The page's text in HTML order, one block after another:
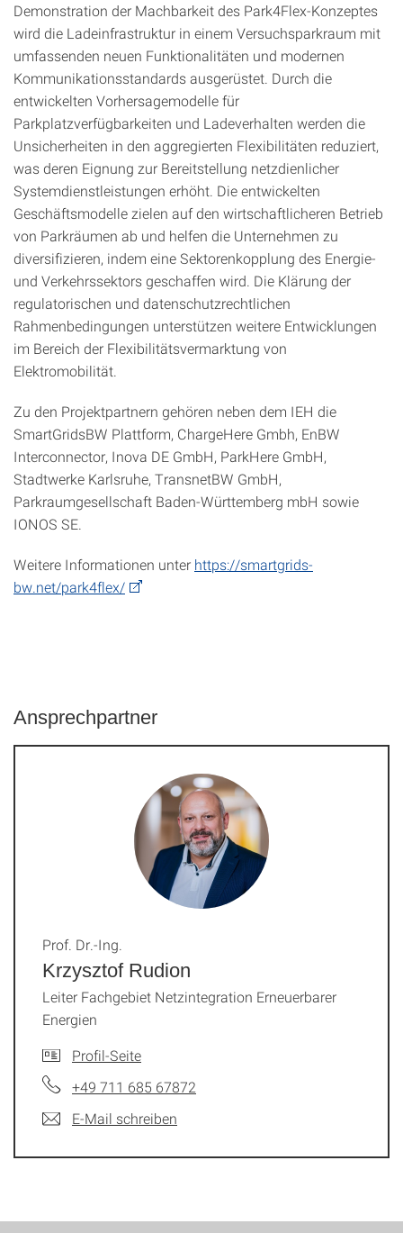
Demonstration der Machbarkeit des Park4Flex-Konzeptes
wird die Ladeinfrastruktur in einem Versuchsparkraum mit
umfassenden neuen Funktionalitäten und modernen
Kommunikationsstandards ausgerüstet. Durch die
entwickelten Vorhersagemodelle für
Parkplatzverfügbarkeiten und Ladeverhalten werden die
Unsicherheiten in den aggregierten Flexibilitäten reduziert,
was deren Eignung zur Bereitstellung netzdienlicher
Systemdienstleistungen erhöht. Die entwickelten
Geschäftsmodelle zielen auf den wirtschaftlicheren Betrieb
von Parkräumen ab und helfen die Unternehmen zu
diversifizieren, indem eine Sektorenkopplung des Energie-
und Verkehrssektors geschaffen wird. Die Klärung der
regulatorischen und datenschutzrechtlichen
Rahmenbedingungen unterstützen weitere Entwicklungen
im Bereich der Flexibilitätsvermarktung von
Elektromobilität.
Zu den Projektpartnern gehören neben dem IEH die
SmartGridsBW Plattform, ChargeHere Gmbh, EnBW
Interconnector, Inova DE GmbH, ParkHere GmbH,
Stadtwerke Karlsruhe, TransnetBW GmbH,
Parkraumgesellschaft Baden-Württemberg mbH sowie
IONOS SE.
Weitere Informationen unter https://smartgrids-
bw.net/park4flex/
Ansprechpartner
Krzysztof Rudion
Prof. Dr.-Ing.
Leiter Fachgebiet Netzintegration Erneuerbarer
Energien
Profil-Seite
+49 711 685 67872
E-Mail schreiben